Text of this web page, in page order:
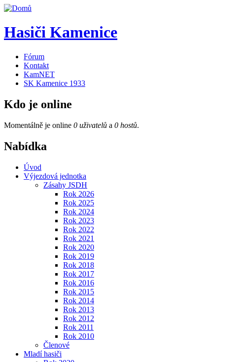
Hasiči Kamenice
Fórum
Kontakt
KamNET
SK Kamenice 1933
Kdo je online
Momentálně je online 0 uživatelů a 0 hostů.
Nabídka
Úvod
Výjezdová jednotka
Zásahy JSDH
Rok 2026
Rok 2025
Rok 2024
Rok 2023
Rok 2022
Rok 2021
Rok 2020
Rok 2019
Rok 2018
Rok 2017
Rok 2016
Rok 2015
Rok 2014
Rok 2013
Rok 2012
Rok 2011
Rok 2010
Členové
Mladí hasiči